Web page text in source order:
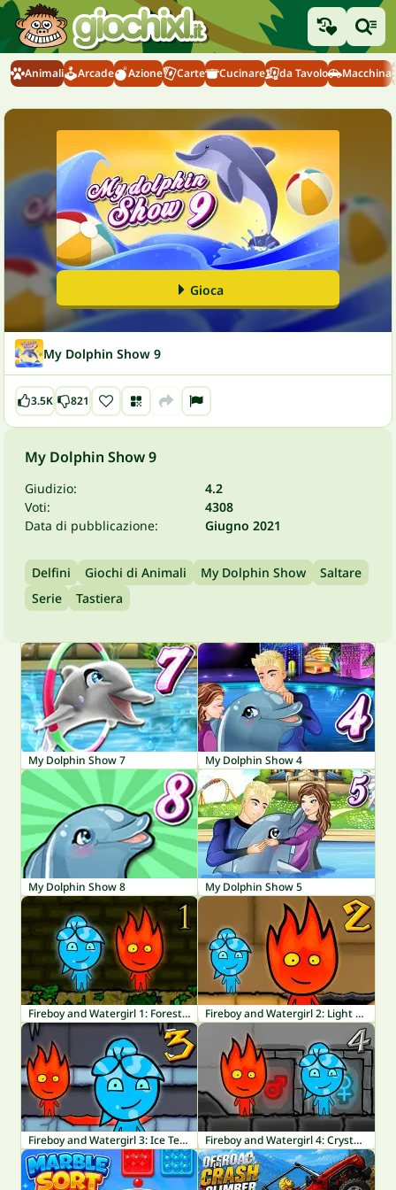
Animali Arcade Azione Carte Cucinare da Tavolo Macchina
Gioca
My Dolphin Show 9
3.5K 821
My Dolphin Show 9
Giudizio:
4.2
Voti:
4308
Data di pubblicazione:
Giugno 2021
Delfini Giochi di Animali My Dolphin Show
Saltare
Serie
Tastiera
My Dolphin Show 7 My Dolphin Show 4
My Dolphin Show 8 My Dolphin Show 5
Fireboy and Watergirl 1: Forest Temple Fireboy and Watergirl 2: Light Temple
Fireboy and Watergirl 3: Ice Temple Fireboy and Watergirl 4: Crystal Temple